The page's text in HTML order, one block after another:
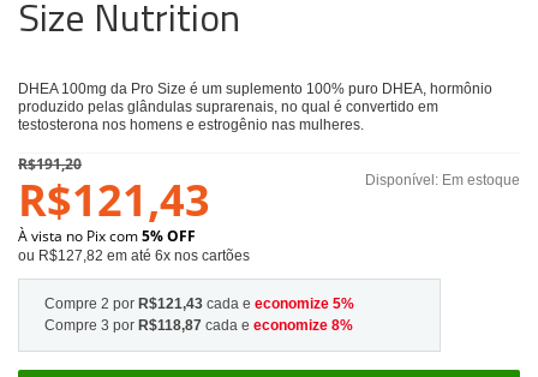
Size Nutrition
DHEA 100mg da Pro Size é um suplemento 100% puro DHEA, hormônio
produzido pelas glândulas supra­renais, no qual é convertido em
testosterona nos homens e estrogênio nas mulheres.
Disponível: Em estoque
R$191,20
R$121,43
À vista no Pix com5% OFF
ou R$127,82 em até 6x nos cartões
Compre 2 por R$121,43 cada e economize 5%
Compre 3 por R$118,87 cada e economize 8%